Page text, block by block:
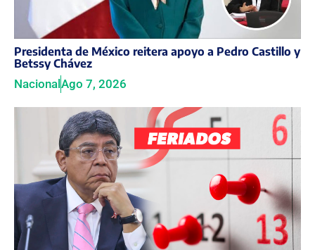
Presidenta de México reitera apoyo a Pedro Castillo y
Betssy Chávez
NacionalAgo 7, 2026